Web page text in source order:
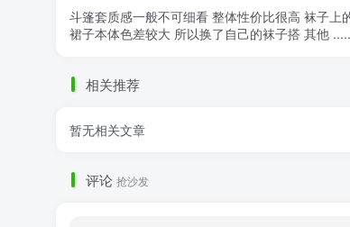
斗篷套质感一般不可细看 整体性价比很高 袜子上
裙子本体色差较大 所以换了自己的袜子搭 其他
相关推荐
暂无相关文章
评论 抢沙发